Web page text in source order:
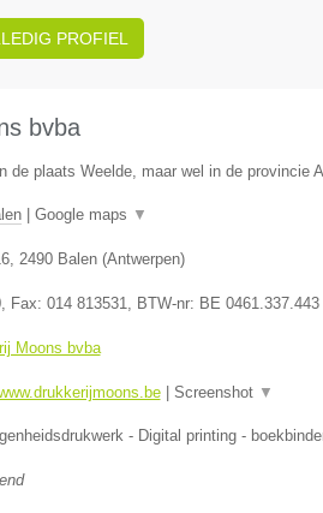
PROFIEL
bvba
de plaats Weelde, maar wel in de provincie
| Google maps ▼
, 2490 Balen(Antwerpen)
, Fax: 014 813531, BTW-nr: BE 0461.337.443
Moons bvba
| Screenshot ▼
- Digital printing -